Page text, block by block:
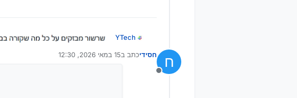
YTech
ח
מנותק
חסידיכתב ב15 במאי 2026, 12:30
נערך לאחרונה על ידי חסידי